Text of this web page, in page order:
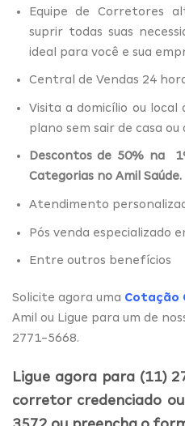
Equipe de Corretores
suprir todas suas
ideal para você e sua
Central de Vendas 24
Visita a domicílio ou
plano sem sair de casa ou
Descontos de 50% na
Categorias no Amil Saúde.
Atendimento
Pós venda especializado
Entre outros benefícios
Solicite agora uma Cotação
Amil ou Ligue para um de
2771-5668.
Ligue agora para (11)
corretor credenciado